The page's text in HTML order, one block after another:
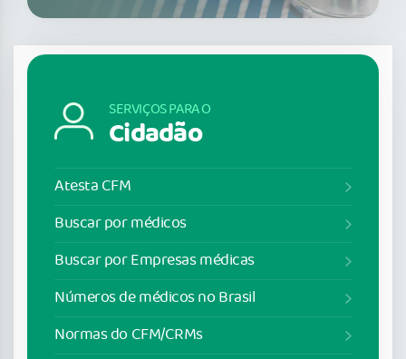
SERVIÇOS PARA O
Cidadão
Atesta CFM
Buscar por médicos
Buscar por Empresas médicas
Números de médicos no Brasil
Normas do CFM/CRMs